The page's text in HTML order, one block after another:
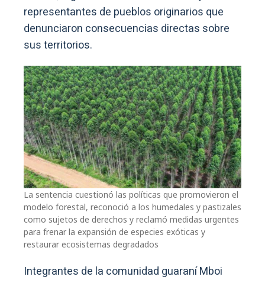
representantes de pueblos originarios que
denunciaron consecuencias directas sobre
sus territorios.
La sentencia cuestionó las políticas que promovieron el
modelo forestal, reconoció a los humedales y pastizales
como sujetos de derechos y reclamó medidas urgentes
para frenar la expansión de especies exóticas y
restaurar ecosistemas degradados
Integrantes de la comunidad guaraní Mboi